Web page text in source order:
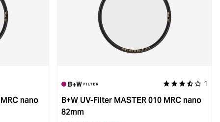
nano
Durchschnittliche
1
B+W UV-Filter MASTER 010 MRC nano
82mm